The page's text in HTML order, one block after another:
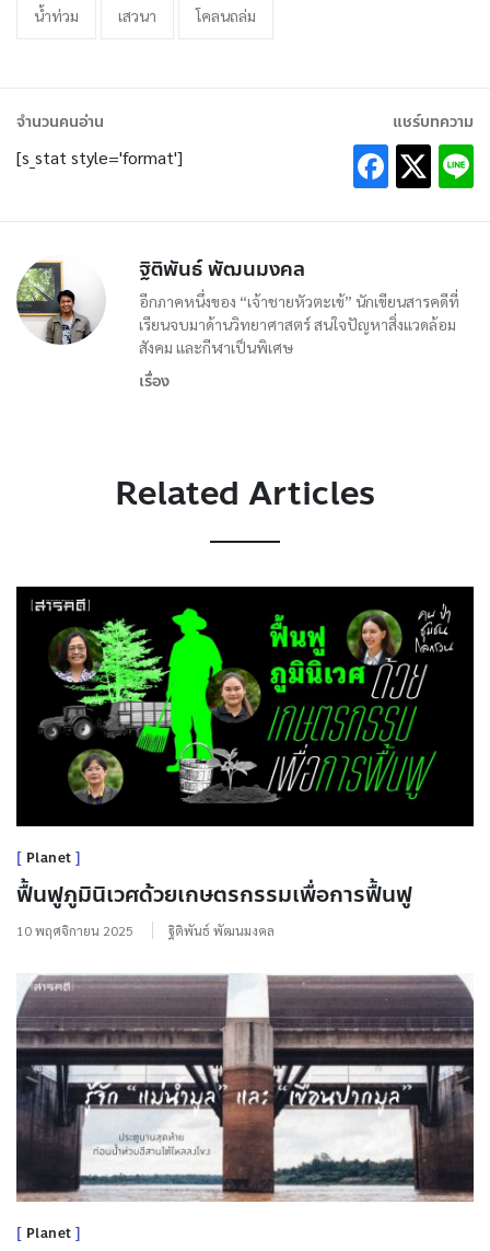
น้ำท่วม เสวนา โคลนถล่ม
จำนวนคนอ่าน
[s_stat style='format']
แชร์บทความ
ฐิติพันธ์ พัฒนมงคล
อีกภาคหนึ่งของ “เจ้าชายหัวตะเข้” นักเขียนสารคดีที่
เรียนจบมาด้านวิทยาศาสตร์ สนใจปัญหาสิ่งแวดล้อม
สังคม และกีฬาเป็นพิเศษ
เรื่อง
Related Articles
Planet
ฟื้นฟูภูมินิเวศด้วยเกษตรกรรมเพื่อการฟื้นฟู
10 พฤศจิกายน 2025 ฐิติพันธ์ พัฒนมงคล
Planet